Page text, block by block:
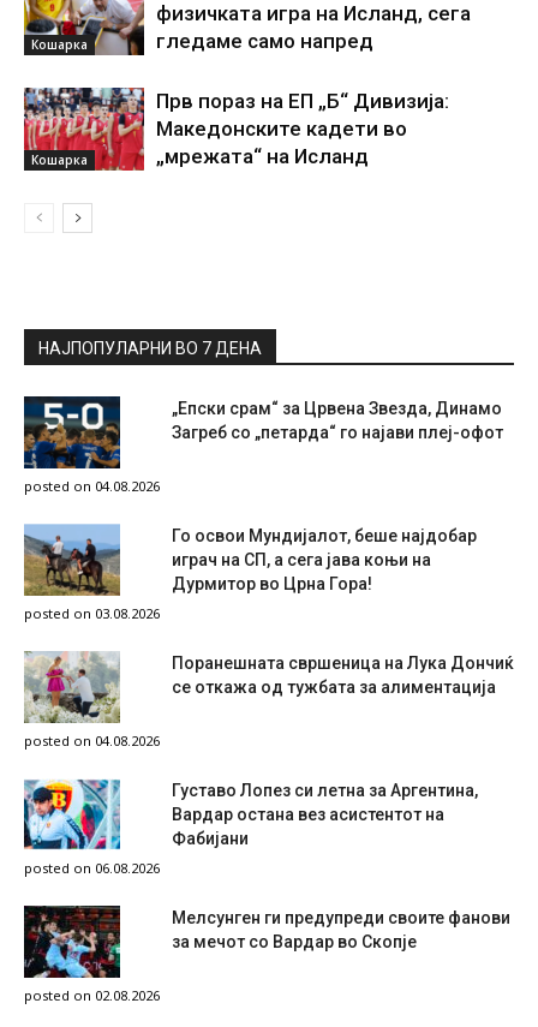
Кошарка
физичката игра на Исланд, сега
гледаме само напред
Кошарка
Прв пораз на ЕП „Б“ Дивизија:
Македонските кадети во
„мрежата“ на Исланд
НАЈПОПУЛАРНИ ВО 7 ДЕНА
„Епски срам“ за Црвена Звезда, Динамо
Загреб со „петарда“ го најави плеј-офот
posted on 04.08.2026
Го освои Мундијалот, беше најдобар
играч на СП, а сега јава коњи на
Дурмитор во Црна Гора!
posted on 03.08.2026
Поранешната свршеница на Лука Дончиќ
се откажа од тужбата за алиментација
posted on 04.08.2026
Густаво Лопез си летна за Аргентина,
Вардар остана вез асистентот на
Фабијани
posted on 06.08.2026
Мелсунген ги предупреди своите фанови
за мечот со Вардар во Скопје
posted on 02.08.2026